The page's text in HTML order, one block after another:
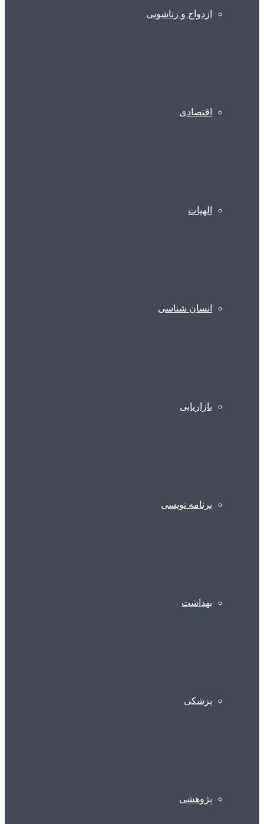
ازدواج و زناشویی
اقتصادی
الهیات
انسان شناسی
بازاریابی
برنامه نویسی
بهداشت
پزشکی
پژوهشی